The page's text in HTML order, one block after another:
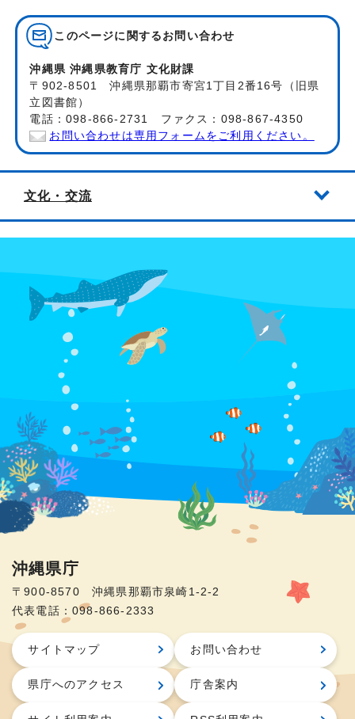
このページに関する お問い合わせ
沖縄県 沖縄県教育庁 文化財課
〒902-8501 沖縄県那覇市寄宮1丁目2番16号（旧県
立図書館）
電話：098-866-2731 ファクス：098-867-4350
お問い合わせは専用フォームをご利用ください。
文化・交流
沖縄県庁
〒900-8570 沖縄県那覇市泉崎1-2-2
代表電話：098-866-2333
サイトマップ お問い合わせ
県庁へのアクセス 庁舎案内